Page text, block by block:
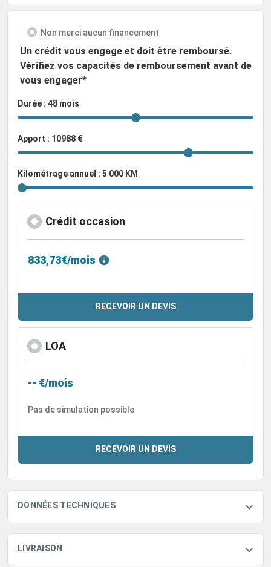
Non merci aucun financement
Un crédit vous engage et doit être remboursé.
Vérifiez vos capacités de remboursement avant de
vous engager*
Durée : 48 mois
Apport : 10988 €
Kilométrage annuel : 5 000 KM
Crédit occasion
833,73€/mois
RECEVOIR UN DEVIS
LOA
-- €/mois
Pas de simulation possible
RECEVOIR UN DEVIS
DONNÉES TECHNIQUES
LIVRAISON